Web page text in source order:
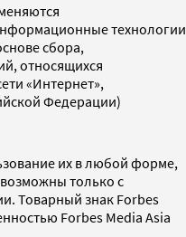
технологии
сбора,
относящихся
«Интернет»,
Федерации)
их в любой форме,
только с
Товарный знак Forbes
Forbes Media Asia